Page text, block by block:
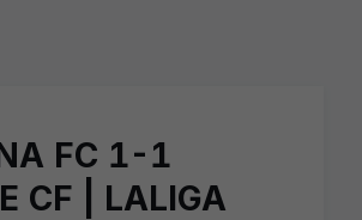
FC 1-1
CF | LALIGA